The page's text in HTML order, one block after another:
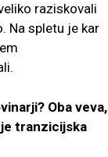
raziskovali
Na spletu je kar
Oba veva,
tranzicijska